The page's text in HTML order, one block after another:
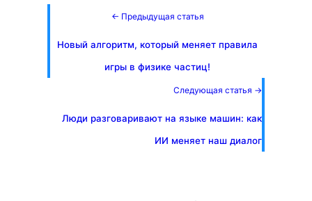
← Предыдущая статья
Новый алгоритм, который меняет правила
игры в физике частиц!
Следующая статья →
Люди разговаривают на языке машин: как
ИИ меняет наш диалог